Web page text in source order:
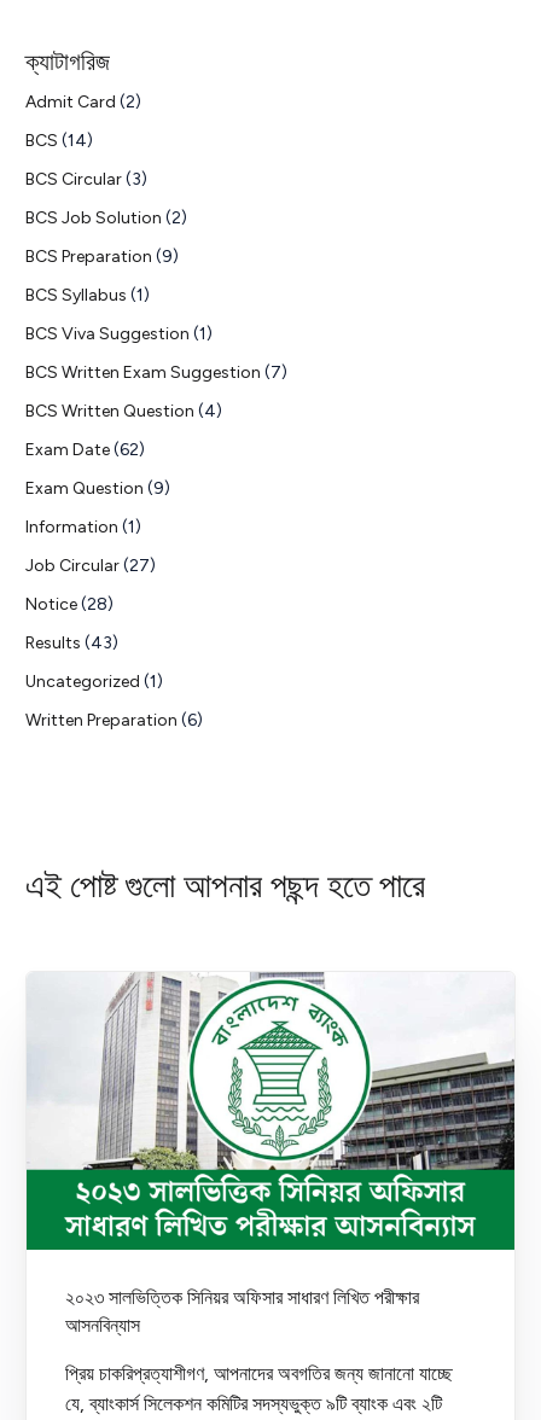
ক্যাটাগরিজ
Admit Card (2)
BCS (14)
BCS Circular(3)
BCS Job Solution (2)
BCS Preparation (9)
BCS Syllabus (1)
BCS Viva Suggestion (1)
BCS Written Exam Suggestion (7)
BCS Written Question (4)
Exam Date(62)
Exam Question (9)
Information (1)
Job Circular(27)
Notice(28)
Results (43)
Uncategorized (1)
Written Preparation (6)
এই পোষ্ট গুলো আপনার পছন্দ হতে পারে
২০২৩ সালভিত্তিক সিনিয়র অফিসার সাধারণ লিখিত পরীক্ষার
আসনবিন্যাস
প্রিয় চাকরিপ্রত্যাশীগণ, আপনাদের অবগতির জন্য জানানো যাচ্ছে
যে, ব্যাংকার্স সিলেকশন কমিটির সদস্যভুক্ত ৯টি ব্যাংক এবং ২টি